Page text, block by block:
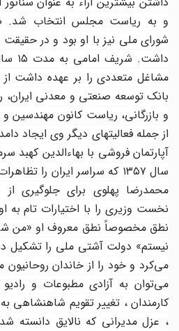
و به ریاست مجلس انتخاب شد.
شورای ملی نیز با او بود و در حقیقت
داشت.
مشاغل متعددی را بر عهده داشت از
بانک توسعه صنعتی و معدنی ایران،
و بازرگانی، ریاست کانون مهندسین
از جمله فعالیتهای دیگر وی ایجاد
آپارتمان فروشی با بهاءالدین کهبد
سال ۱۳۵۷ که سراسر ایران را
محمدرضا پهلوی برای جلوگیری از
نخست وزیری را با اختیارات تام به او
نطق مخصوصاً نطق معروف او «من
نیستم» دولت آشتی ملی را تشکیل
می‌کرد و خود را از خاندان روحانیون
می‌توان به آزادی مطبوعات و رادیو
کارمندان ، تغییر تقویم شاهنشاهی
، عزل مدیرانی که نالایق دانسته